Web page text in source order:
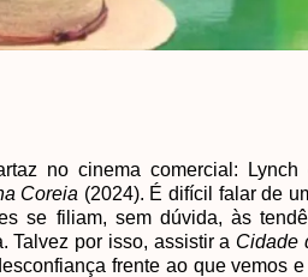
no cinema comercial:
Coreia (2024). É difícil falar de
se filiam, sem dúvida, às
Talvez por isso, assistir a Cidade
frente ao que vemos